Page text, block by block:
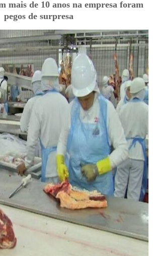
mais de 10 anos na empresa foram
pegos de surpresa